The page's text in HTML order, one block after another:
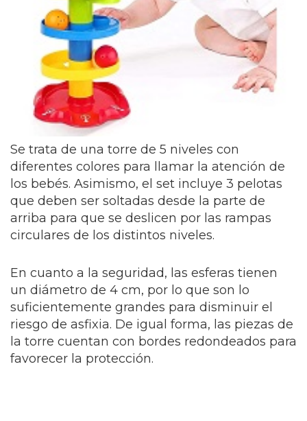
Se trata de una torre de 5 niveles con
diferentes colores para llamar la atención de
los bebés. Asimismo, el set incluye 3 pelotas
que deben ser soltadas desde la parte de
arriba para que se deslicen por las rampas
circulares de los distintos niveles.
En cuanto a la seguridad, las esferas tienen
un diámetro de 4 cm, por lo que son lo
suficientemente grandes para disminuir el
riesgo de asfixia. De igual forma, las piezas de
la torre cuentan con bordes redondeados para
favorecer la protección.